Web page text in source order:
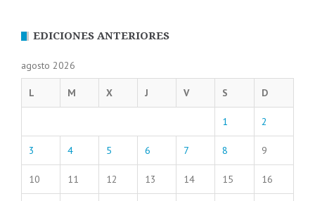
EDICIONES ANTERIORES
agosto 2026
L M X J V S D
1 2
3 4 5 6 7 8 9
10 11 12 13 14 15 16